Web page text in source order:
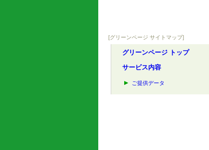
[グリーンページ サイトマップ]
グリーンページ トップ
サービス内容
ご提供データ